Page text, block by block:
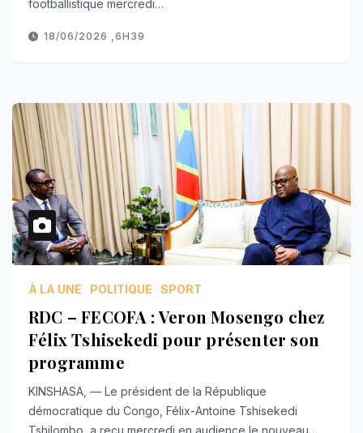
footballistique mercredi…
18/06/2026 ,6H39
À LA UNE POLITIQUE SPORT
RDC – FECOFA : Veron Mosengo chez
Félix Tshisekedi pour présenter son
programme
KINSHASA, — Le président de la République
démocratique du Congo, Félix-Antoine Tshisekedi
Tshilombo, a reçu mercredi en audience le nouveau…